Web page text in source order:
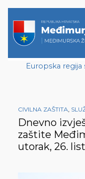
Europska regija
CIVILNA ZAŠTITA,
Dnevno
zaštite
utorak, 26.